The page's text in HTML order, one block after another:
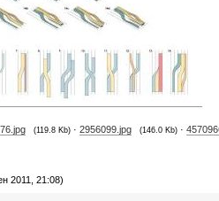
(119.8 Kb) · 2956099.jpg (146.0 Kb) ·
2011, 21:08)